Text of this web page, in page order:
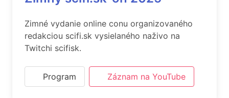
Zimné vydanie online conu organizovaného
redakciou scifi.sk vysielaného naživo na
Twitchi scifisk.
Program Záznam na YouTube